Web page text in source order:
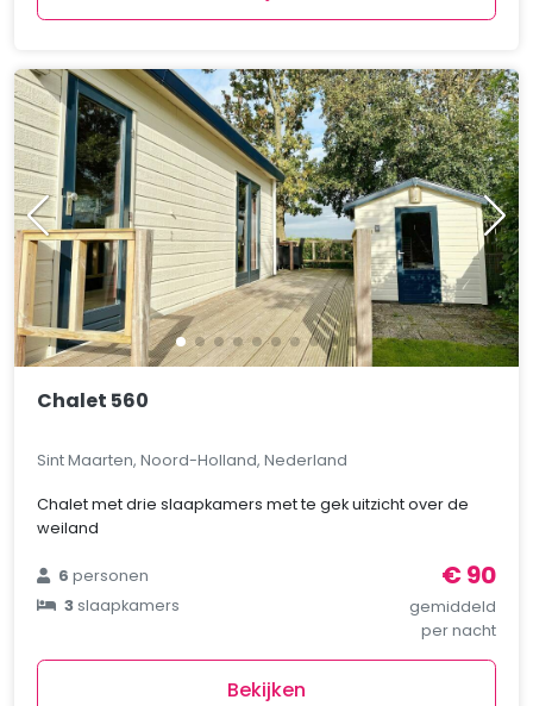
Chalet 560
Sint Maarten, Noord-Holland, Nederland
Chalet met drie slaapkamers met te gek uitzicht over de
weiland
6personen
3slaapkamers
€ 90
gemiddeld
per nacht
Bekijken